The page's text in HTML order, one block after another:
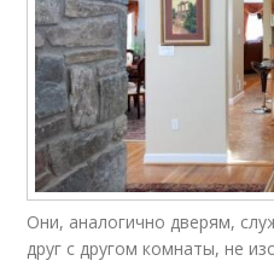
Они, аналогично дверям,
друг с другом комнаты, не